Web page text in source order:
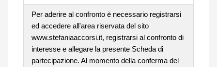
Per aderire al confronto è necessario registrarsi
ed accedere all'area riservata del sito
www.stefaniaaccorsi.it, registrarsi al confronto di
interesse e allegare la presente Scheda di
partecipazione. Al momento della conferma del